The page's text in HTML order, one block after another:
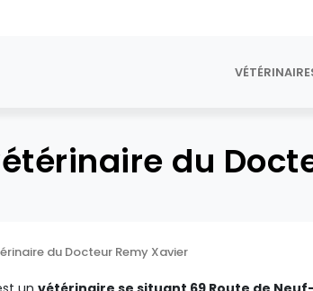
du
du Docteur Remy Xavier